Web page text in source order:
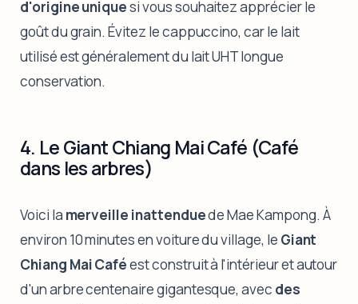
d'origine uniquesi vous souhaitez apprécier le
goût du grain. Évitez le cappuccino, car le lait
utilisé est généralement du lait UHT longue
conservation.
4. Le Giant Chiang Mai Café (Café
dans les arbres)
Voici la merveille inattenduede Mae Kampong. À
environ 10 minutes en voiture du village, le Giant
Chiang Mai Caféest construit à l'intérieur et autour
d'un arbre centenaire gigantesque, avec des